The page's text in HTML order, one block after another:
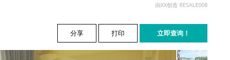
由XX创造 RESALE008
分享 打印 立即查询！